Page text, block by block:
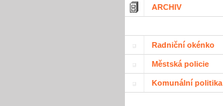
ARCHIV
Radniční okénko
Městská policie
Komunální politika